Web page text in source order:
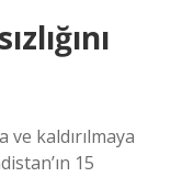
kaldırılmaya
15